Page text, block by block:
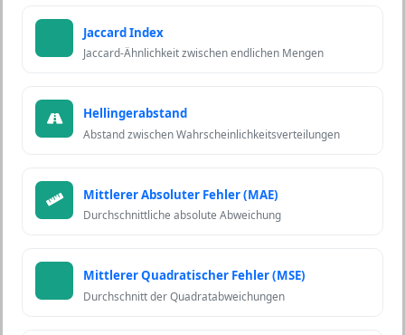
Jaccard Index
Jaccard-Ähnlichkeit zwischen endlichen Mengen
Hellingerabstand
Abstand zwischen Wahrscheinlichkeitsverteilungen
Mittlerer Absoluter Fehler (MAE)
Durchschnittliche absolute Abweichung
Mittlerer Quadratischer Fehler (MSE)
Durchschnitt der Quadratabweichungen